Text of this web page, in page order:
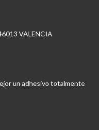
VALENCIA
un adhesivo totalmente